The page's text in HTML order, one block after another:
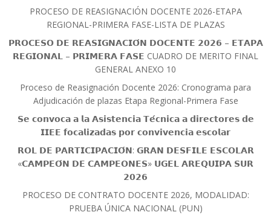
PROCESO DE REASIGNACIÓN DOCENTE 2026-ETAPA
REGIONAL-PRIMERA FASE-LISTA DE PLAZAS
𝗣𝗥𝗢𝗖𝗘𝗦𝗢 𝗗𝗘 𝗥𝗘𝗔𝗦𝗜𝗚𝗡𝗔𝗖𝗜𝗢́𝗡 𝗗𝗢𝗖𝗘𝗡𝗧𝗘 𝟮𝟬𝟮𝟲 – 𝗘𝗧𝗔𝗣𝗔
𝗥𝗘𝗚𝗜𝗢𝗡𝗔𝗟 – 𝗣𝗥𝗜𝗠𝗘𝗥𝗔 𝗙𝗔𝗦𝗘 CUADRO DE MERITO FINAL
GENERAL ANEXO 10
Proceso de Reasignación Docente 2026: Cronograma para
Adjudicación de plazas Etapa Regional-Primera Fase
𝗦𝗲 𝗰𝗼𝗻𝘃𝗼𝗰𝗮 𝗮 𝗹𝗮 𝗔𝘀𝗶𝘀𝘁𝗲𝗻𝗰𝗶𝗮 𝗧𝗲́𝗰𝗻𝗶𝗰𝗮 𝗮 𝗱𝗶𝗿𝗲𝗰𝘁𝗼𝗿𝗲𝘀 𝗱𝗲
𝗜𝗜𝗘𝗘 𝗳𝗼𝗰𝗮𝗹𝗶𝘇𝗮𝗱𝗮𝘀 𝗽𝗼𝗿 𝗰𝗼𝗻𝘃𝗶𝘃𝗲𝗻𝗰𝗶𝗮 𝗲𝘀𝗰𝗼𝗹𝗮𝗿
𝗥𝗢𝗟 𝗗𝗘 𝗣𝗔𝗥𝗧𝗜𝗖𝗜𝗣𝗔𝗖𝗜𝗢́𝗡: 𝗚𝗥𝗔𝗡 𝗗𝗘𝗦𝗙𝗜𝗟𝗘 𝗘𝗦𝗖𝗢𝗟𝗔𝗥
«𝗖𝗔𝗠𝗣𝗘𝗢́𝗡 𝗗𝗘 𝗖𝗔𝗠𝗣𝗘𝗢𝗡𝗘𝗦» 𝗨𝗚𝗘𝗟 𝗔𝗥𝗘𝗤𝗨𝗜𝗣𝗔 𝗦𝗨𝗥
𝟮𝟬𝟮𝟲
PROCESO DE CONTRATO DOCENTE 2026, MODALIDAD:
PRUEBA ÚNICA NACIONAL (PUN)